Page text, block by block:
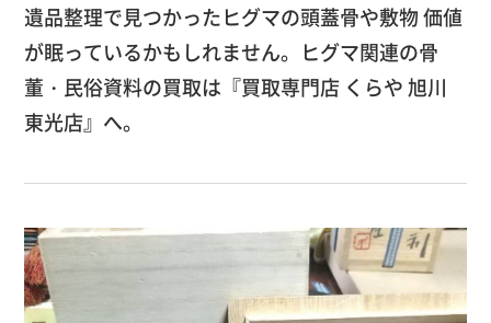
遺品整理で見つかったヒグマの頭蓋骨や敷物 価値
が眠っているかもしれません。ヒグマ関連の骨
董・民俗資料の買取は『買取専門店 くらや 旭川
東光店』へ。